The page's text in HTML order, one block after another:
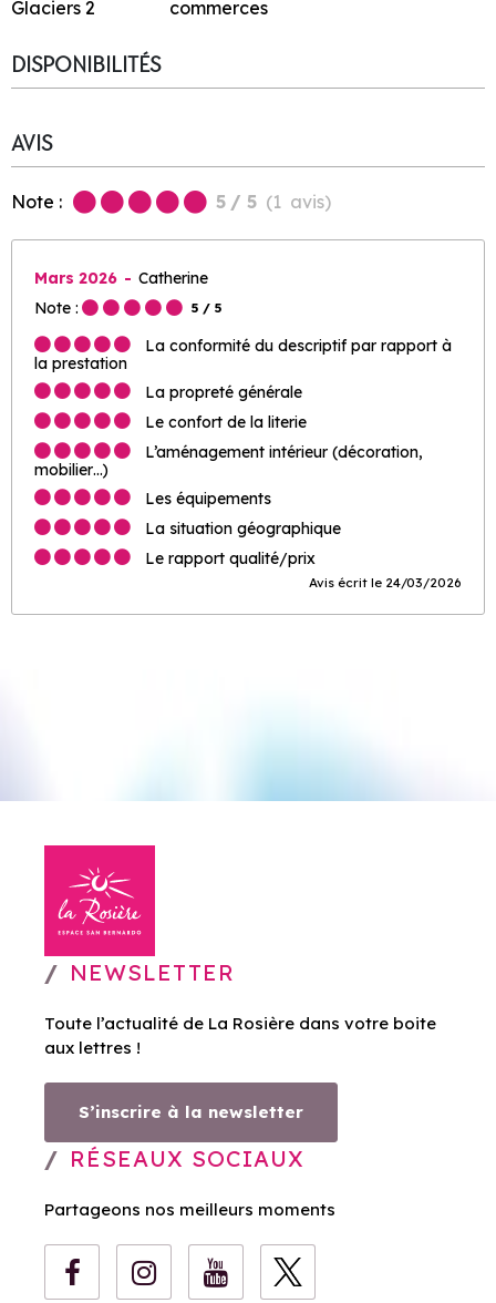
Glaciers 2 commerces
DISPONIBILITÉS
AVIS
Note : 5 / 5 (1 avis)
Mars 2026
Catherine
Note :
5 / 5
La conformité du descriptif par rapport à
la prestation
La propreté générale
Le confort de la literie
L’aménagement intérieur (décoration,
mobilier…)
Les équipements
La situation géographique
Le rapport qualité/prix
Avis écrit le 24/03/2026
NEWSLETTER
Toute l’actualité de La Rosière dans votre boite
aux lettres !
S’inscrire à la newsletter
RÉSEAUX SOCIAUX
Partageons nos meilleurs moments